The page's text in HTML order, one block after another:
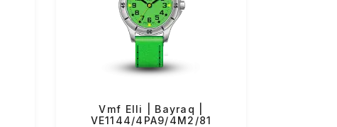
Vmf Elli | Bayraq |
VE1144/4PA9/4M2/81